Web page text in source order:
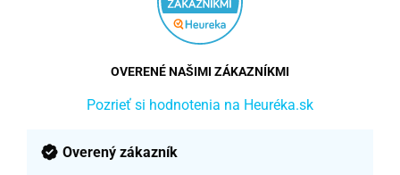
OVERENÉ NAŠIMI ZÁKAZNÍKMI
Pozrieť si hodnotenia na Heuréka.sk
Overený zákazník